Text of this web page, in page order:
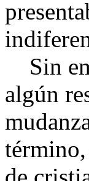
Sin
algún